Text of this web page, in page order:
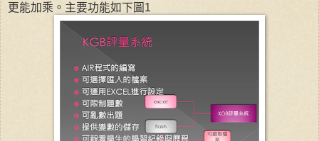
更能加乘。主要功能如下圖1